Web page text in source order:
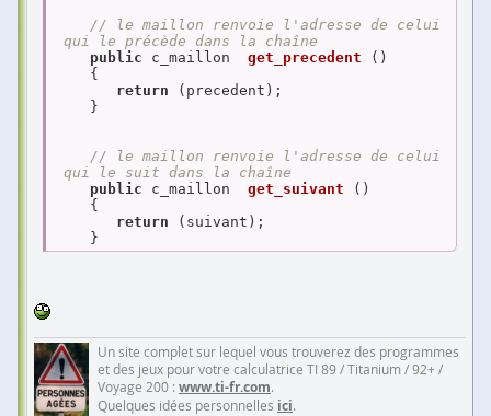
// le maillon renvoie l'adresse de celui
qui le précède dans la chaîne
public c_maillon get_precedent
()
{
return (precedent);
}
// le maillon renvoie l'adresse de celui
qui le suit dans la chaîne
public c_maillon get_suivant
()
{
return (suivant);
Un site complet sur lequel vous trouverez des programmes
et des jeux pour votre calculatrice TI 89 / Titanium / 92+ /
Voyage 200 : www.ti-fr.com.
Quelques idées personnelles ici.